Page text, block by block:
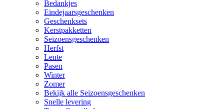
Bedankjes
Eindejaarsgeschenken
Geschenksets
Kerstpakketten
Seizoensgeschenken
Herfst
Lente
Pasen
Winter
Zomer
Bekijk alle Seizoensgeschenken
Snelle levering